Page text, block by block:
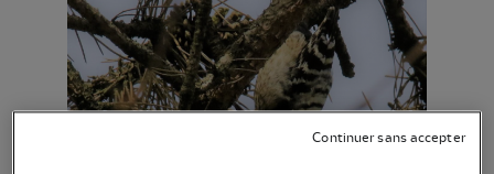
Continuer sans accepter